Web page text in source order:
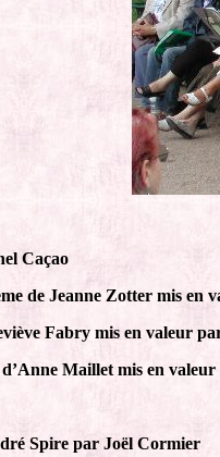
Caçao
de Jeanne Zotter mis
Fabry mis en valeur
Maillet mis en
Spire par Joël Cormier